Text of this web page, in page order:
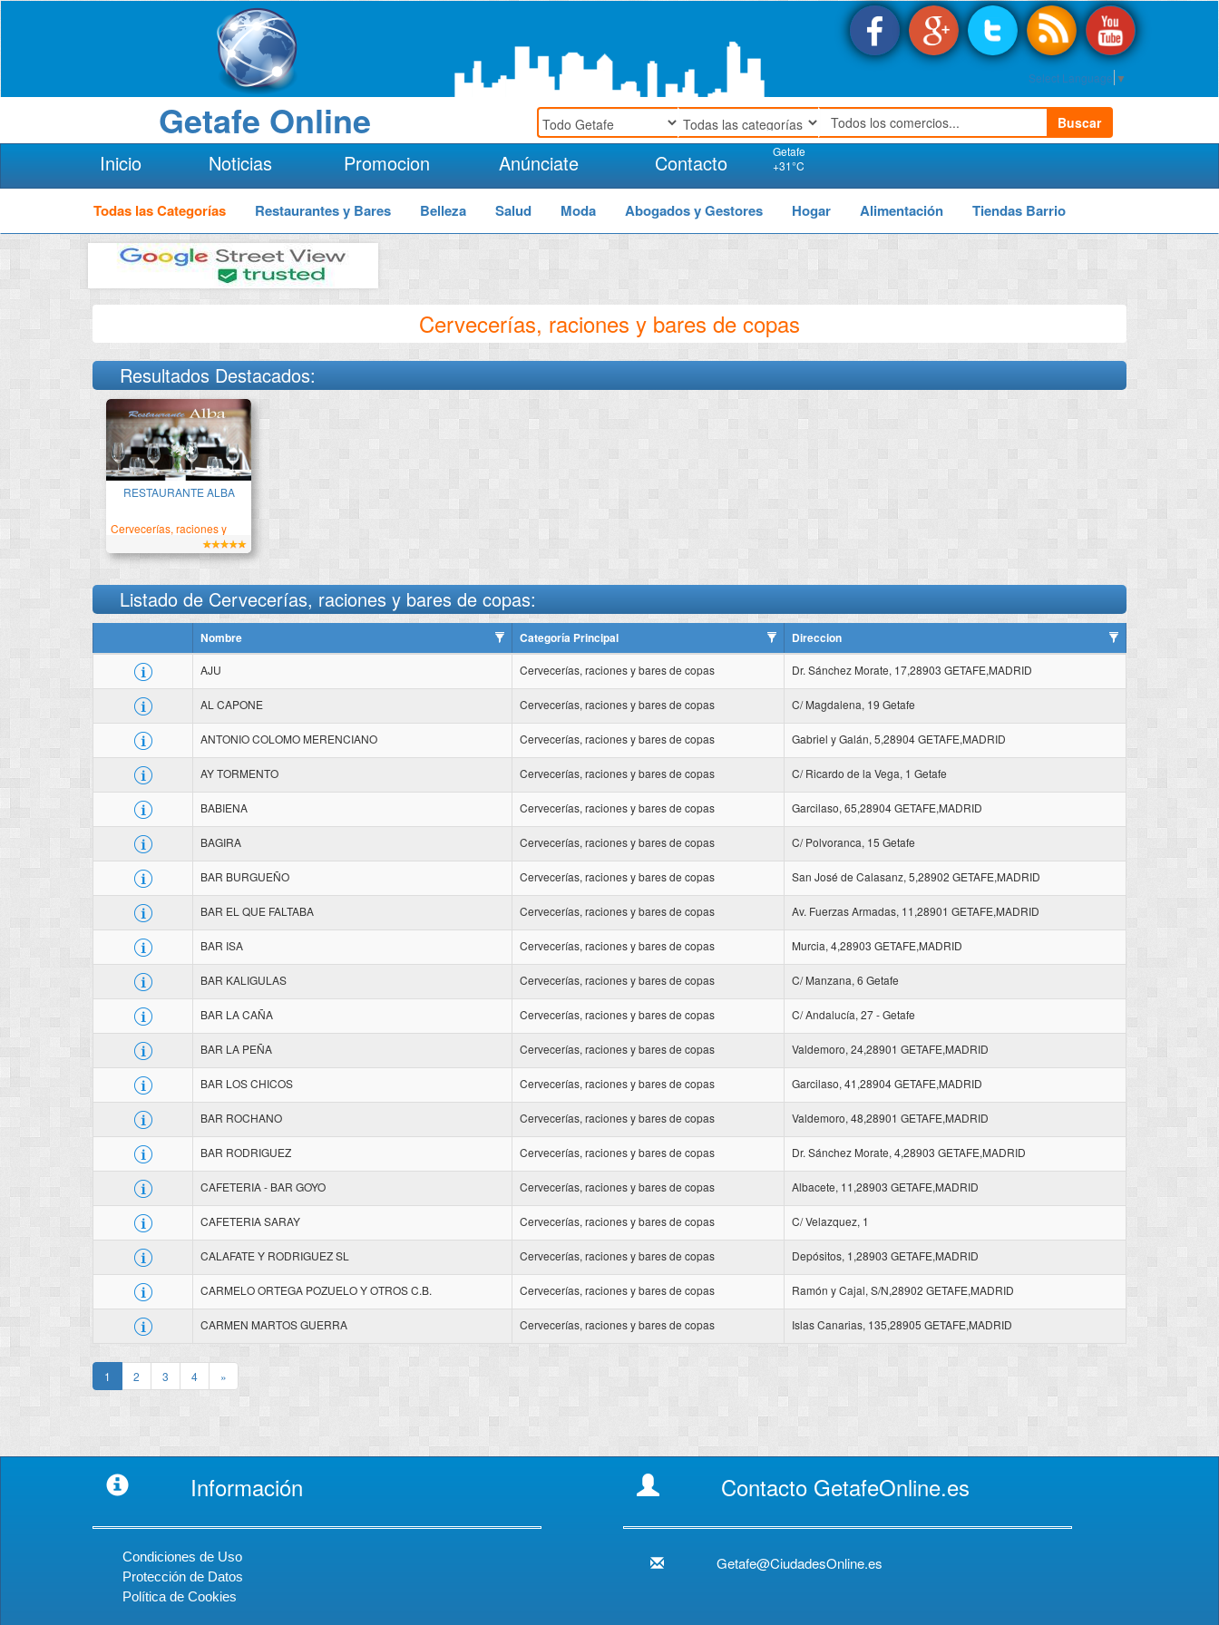
Select Language ▼
Getafe Online Buscar
Inicio Noticias Promocion Anúnciate Contacto
Getafe
+31°C
Todas las Categorías Restaurantes y Bares Belleza Salud Moda Abogados y Gestores Hogar Alimentación Tiendas Barrio
Cervecerías, raciones y bares de copas
Resultados Destacados:
Descubre la verdadera
cocina mediterranea
RESTAURANTE ALBA
Cervecerías, raciones y
Listado de Cervecerías, raciones y bares de copas:
Nombre Categoría Principal Direccion
AJU Cervecerías, raciones y bares de copas Dr. Sánchez Morate, 17,28903 GETAFE,MADRID
AL CAPONE Cervecerías, raciones y bares de copas C/ Magdalena, 19 Getafe
ANTONIO COLOMO MERENCIANO Cervecerías, raciones y bares de copas Gabriel y Galán, 5,28904 GETAFE,MADRID
AY TORMENTO Cervecerías, raciones y bares de copas C/ Ricardo de la Vega, 1 Getafe
BABIENA Cervecerías, raciones y bares de copas Garcilaso, 65,28904 GETAFE,MADRID
BAGIRA Cervecerías, raciones y bares de copas C/ Polvoranca, 15 Getafe
BAR BURGUEÑO Cervecerías, raciones y bares de copas San José de Calasanz, 5,28902 GETAFE,MADRID
BAR EL QUE FALTABA Cervecerías, raciones y bares de copas Av. Fuerzas Armadas, 11,28901 GETAFE,MADRID
BAR ISA Cervecerías, raciones y bares de copas Murcia, 4,28903 GETAFE,MADRID
BAR KALIGULAS Cervecerías, raciones y bares de copas C/ Manzana, 6 Getafe
BAR LA CAÑA Cervecerías, raciones y bares de copas C/ Andalucía, 27 - Getafe
BAR LA PEÑA Cervecerías, raciones y bares de copas Valdemoro, 24,28901 GETAFE,MADRID
BAR LOS CHICOS Cervecerías, raciones y bares de copas Garcilaso, 41,28904 GETAFE,MADRID
BAR ROCHANO Cervecerías, raciones y bares de copas Valdemoro, 48,28901 GETAFE,MADRID
BAR RODRIGUEZ Cervecerías, raciones y bares de copas Dr. Sánchez Morate, 4,28903 GETAFE,MADRID
CAFETERIA - BAR GOYO Cervecerías, raciones y bares de copas Albacete, 11,28903 GETAFE,MADRID
CAFETERIA SARAY Cervecerías, raciones y bares de copas C/ Velazquez, 1
CALAFATE Y RODRIGUEZ SL Cervecerías, raciones y bares de copas Depósitos, 1,28903 GETAFE,MADRID
CARMELO ORTEGA POZUELO Y OTROS C.B. Cervecerías, raciones y bares de copas Ramón y Cajal, S/N,28902 GETAFE,MADRID
CARMEN MARTOS GUERRA Cervecerías, raciones y bares de copas Islas Canarias, 135,28905 GETAFE,MADRID
1 2 3 4 »
Información
Condiciones de Uso
Protección de Datos
Política de Cookies
Contacto GetafeOnline.es
Getafe@CiudadesOnline.es